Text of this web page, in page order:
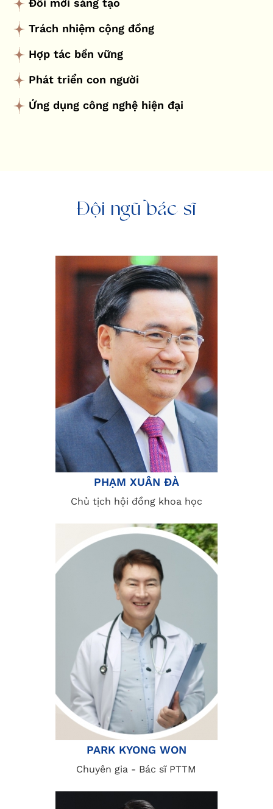
Đổi mới sáng tạo
Trách nhiệm cộng đồng
Hợp tác bền vững
Phát triển con người
Ứng dụng công nghệ hiện đại
Đội ngũ bác sĩ
PHẠM XUÂN ĐÀ
Chủ tịch hội đồng khoa học
PARK KYONG WON
Chuyên gia - Bác sĩ PTTM